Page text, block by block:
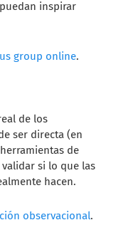
inspirar
group online.
de los
ser directa (en
de
si lo que las
hacen.
observacional.